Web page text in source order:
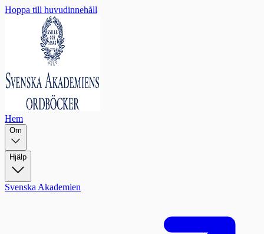
Hoppa till huvudinnehåll
Hem
Om
Hjälp
Svenska Akademien